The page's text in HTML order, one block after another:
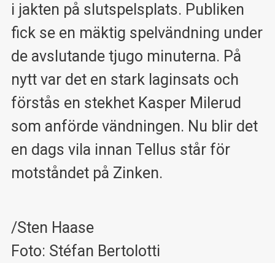
i jakten på slutspelsplats. Publiken
fick se en mäktig spelvändning under
de avslutande tjugo minuterna. På
nytt var det en stark laginsats och
förstås en stekhet Kasper Milerud
som anförde vändningen. Nu blir det
en dags vila innan Tellus står för
motståndet på Zinken.
/Sten Haase
Foto: Stéfan Bertolotti